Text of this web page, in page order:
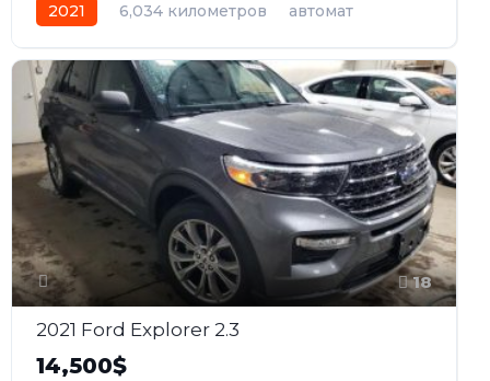
2021 6,034 километров
автомат
18
2021 Ford Explorer 2.3
14,500$